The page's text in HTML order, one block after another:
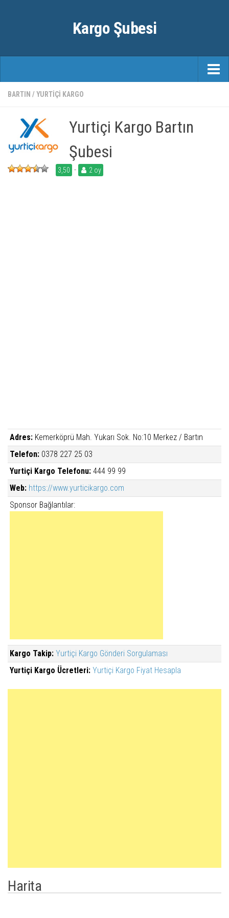
Kargo Şubesi
ANASAYFA
ŞEHIRLER
BARTIN / YURTIÇI KARGO
Yurtiçi Kargo Bartın
Şubesi
3,50 - 2 oy
Adres: Kemerköprü Mah. Yukarı Sok. No:10 Merkez / Bartın
Telefon: 0378 227 25 03
Yurtiçi Kargo Telefonu: 444 99 99
Web: https://www.yurticikargo.com
Sponsor Bağlantılar:
Kargo Takip: Yurtiçi Kargo Gönderi Sorgulaması
Yurtiçi Kargo Ücretleri: Yurtiçi Kargo Fiyat Hesapla
Harita